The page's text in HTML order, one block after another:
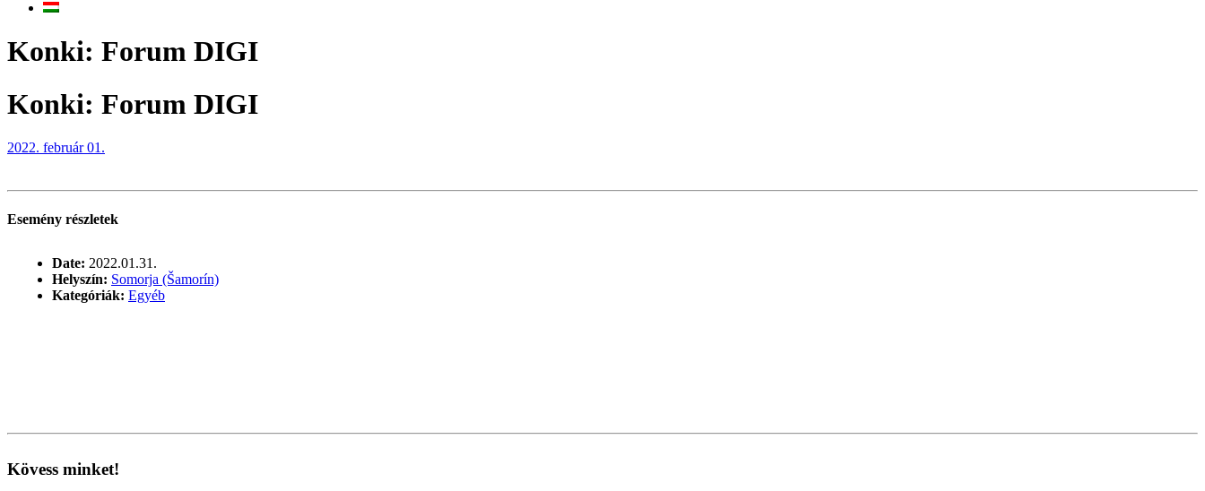
Konki: Forum DIGI
Konki: Forum DIGI
2022. február 01.
Esemény részletek
Date: 2022.01.31.
Helyszín: Somorja (Šamorín)
Kategóriák: Egyéb
Kövess minket!